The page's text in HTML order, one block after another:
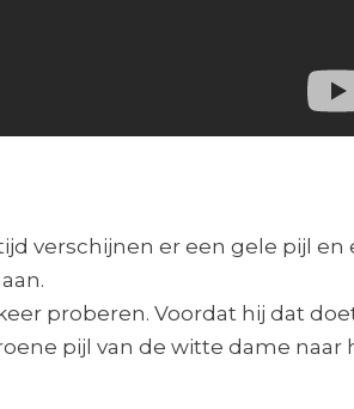
verschijnen er een gele pijl en
proberen. Voordat hij dat
pijl van de witte dame naar